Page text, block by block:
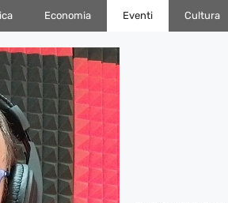
Economia Eventi Cultura